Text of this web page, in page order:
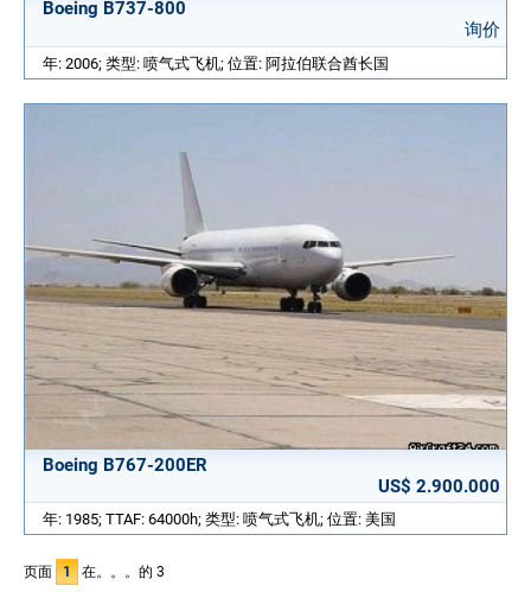
Boeing B737-800
询价
年: 2006; 类型: 喷气式飞机; 位置: 阿拉伯联合酋长国
Boeing B767-200ER
US$ 2.900.000
年: 1985; TTAF: 64000h; 类型: 喷气式飞机; 位置: 美国
页面 1 在。。。的 3